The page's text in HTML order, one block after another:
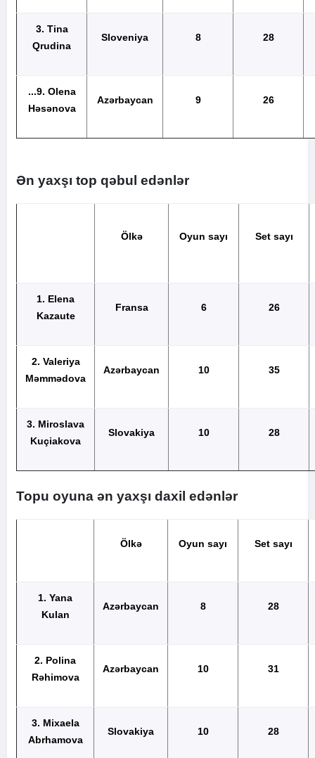
3. Tina
Qrudina
Sloveniya 8 28
...9. Olena
Həsənova
Azərbaycan 9 26
Ən yaxşı top qəbul edənlər
Ölkə Oyun sayı Set sayı
1. Elena
Kazaute
Fransa 6 26
2. Valeriya
Məmmədova
Azərbaycan 10 35
3. Miroslava
Kuçiakova
Slovakiya 10 28
Topu oyuna ən yaxşı daxil edənlər
Ölkə Oyun sayı Set sayı
1. Yana
Kulan
Azərbaycan 8 28
2. Polina
Rəhimova
Azərbaycan 10 31
3. Mixaela
Abrhamova
Slovakiya 10 28